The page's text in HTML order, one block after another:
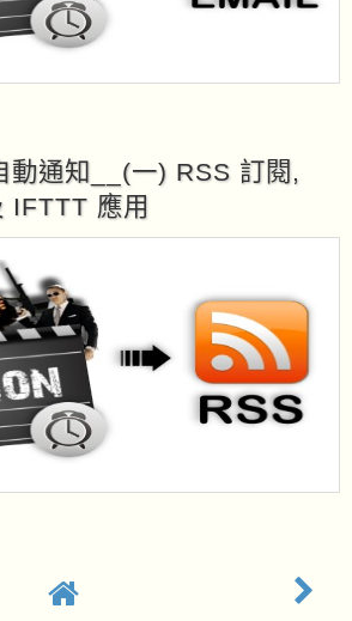
動通知__(一) RSS 訂閱,
IFTTT 應用